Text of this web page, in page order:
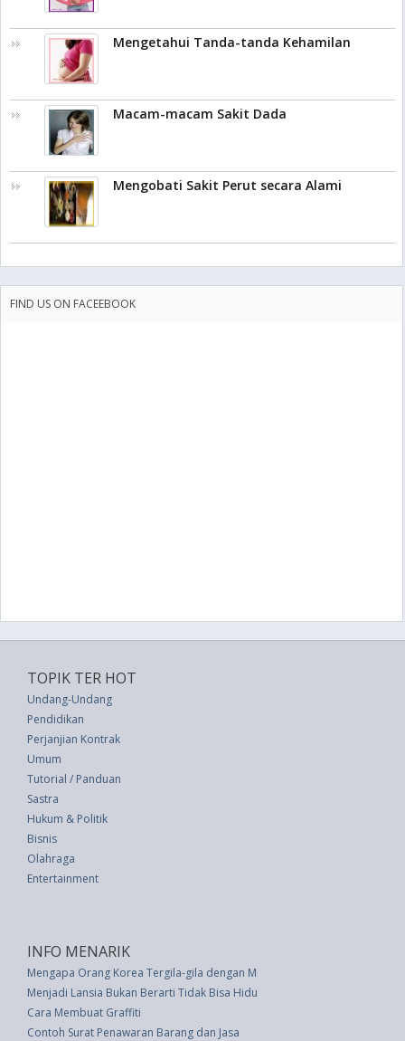
Mengetahui Tanda-tanda Kehamilan
Macam-macam Sakit Dada
Mengobati Sakit Perut secara Alami
FIND US ON FACEEBOOK
TOPIK TER HOT
Undang-Undang
Pendidikan
Perjanjian Kontrak
Umum
Tutorial / Panduan
Sastra
Hukum & Politik
Bisnis
Olahraga
Entertainment
INFO MENARIK
Mengapa Orang Korea Tergila-gila dengan Minuman Yakult
Menjadi Lansia Bukan Berarti Tidak Bisa Hidup Sehat
Cara Membuat Graffiti
Contoh Surat Penawaran Barang dan Jasa